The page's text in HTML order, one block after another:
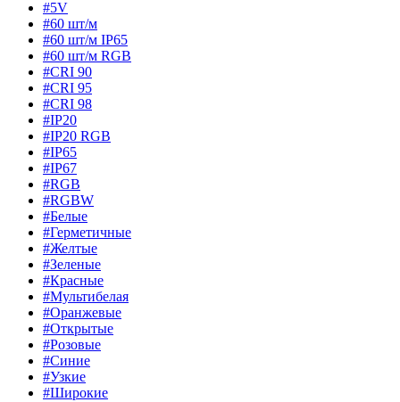
#5V
#60 шт/м
#60 шт/м IP65
#60 шт/м RGB
#CRI 90
#CRI 95
#CRI 98
#IP20
#IP20 RGB
#IP65
#IP67
#RGB
#RGBW
#Белые
#Герметичные
#Желтые
#Зеленые
#Красные
#Мультибелая
#Оранжевые
#Открытые
#Розовые
#Синие
#Узкие
#Широкие